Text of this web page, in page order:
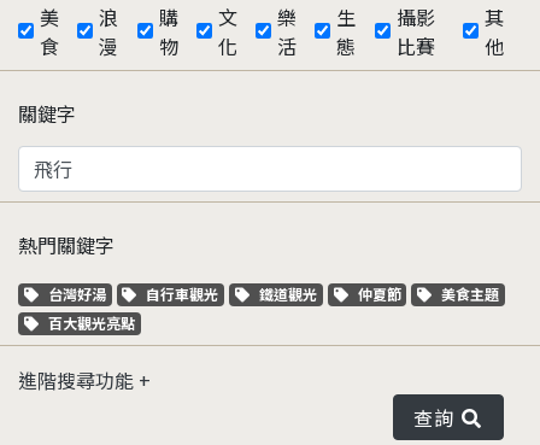
美
食
浪
漫
購
物
文
化
樂
活
生
態
攝影
比賽
其
他
關鍵字
熱門關鍵字
關鍵字標籤
台灣好湯 關鍵字標籤
自行車觀光 關鍵字標籤
鐵道觀光 關鍵字標籤
仲夏節 關鍵字標籤
美食主題
關鍵字標籤
百大觀光亮點
進階搜尋功能
查詢